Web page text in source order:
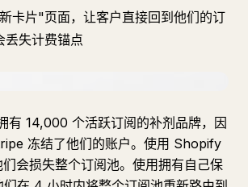
卡片"页面，让客户直接回到他们的订
丢失计费锚点
有 14,000 个活跃订阅的补剂品牌，因
冻结了他们的账户。使用 Shopify
会损失整个订阅池。使用拥有自己保